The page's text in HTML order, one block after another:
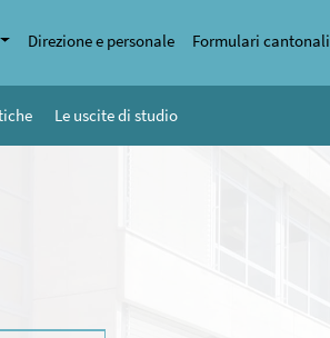
Direzione e personale Formulari cantonali
Le uscite di studio